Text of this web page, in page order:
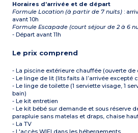
Horaires d’arrivée et de départ
Formule Location (à partir de 7 nuits) :
avant 10h
Formule Escapade (court séjour de 2 à 6
- Départ avant 11h
Le prix comprend
- La piscine extérieure chauffée (ouverte
- Le linge de lit (lits faits à l’arrivée excepté
- Le linge de toilette (1 serviette visage, 1
bain)
- Le kit entretien
- Le kit bébé sur demande et sous réserve
parapluie sans matelas et draps, chaise
- La TV